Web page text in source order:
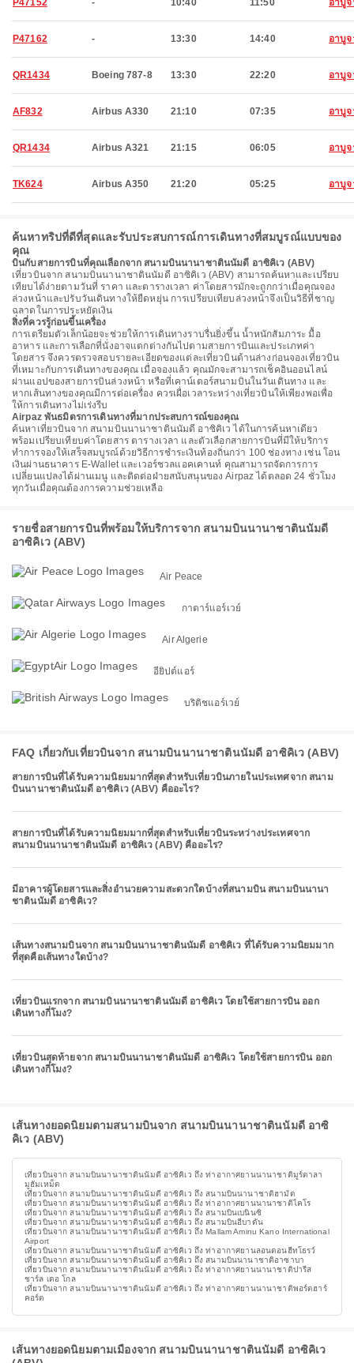
P47152 - 10:40 11:50 อาบูจ
P47162 - 13:30 14:40 อาบูจ
QR1434 Boeing 787-8 13:30 22:20 อาบูจ
AF832 Airbus A330 21:10 07:35 อาบูจ
QR1434 Airbus A321 21:15 06:05 อาบูจ
TK624 Airbus A350 21:20 05:25 อาบูจ
ค้นหาทริปที่ดีที่สุดและรับประสบการณ์การเดินทางที่สมบูรณ์แบบของ
คุณ
บินกับสายการบินที่คุณเลือกจาก สนามบินนานาชาตินนัมดี อาซิคิเว (ABV)
เที่ยวบินจาก สนามบินนานาชาตินนัมดี อาซิคิเว (ABV) สามารถค้นหาและเปรียบ
เทียบได้ง่ายตามวันที่ ราคา และตารางเวลา ค่าโดยสารมักจะถูกกว่าเมื่อคุณจอง
ล่วงหน้าและปรับวันเดินทางให้ยืดหยุ่น การเปรียบเทียบล่วงหน้าจึงเป็นวิธีที่ชาญ
ฉลาดในการประหยัดเงิน
สิ่งที่ควรรู้ก่อนขึ้นเครื่อง
การเตรียมตัวเล็กน้อยจะช่วยให้การเดินทางราบรื่นยิ่งขึ้น น้ำหนักสัมภาระ มื้อ
อาหาร และการเลือกที่นั่งอาจแตกต่างกันไปตามสายการบินและประเภทค่า
โดยสาร จึงควรตรวจสอบรายละเอียดของแต่ละเที่ยวบินด้านล่างก่อนจองเที่ยวบิน
ที่เหมาะกับการเดินทางของคุณ เมื่อจองแล้ว คุณมักจะสามารถเช็คอินออนไลน์
ผ่านแอปของสายการบินล่วงหน้า หรือที่เคาน์เตอร์สนามบินในวันเดินทาง และ
หากเส้นทางของคุณมีการต่อเครื่อง ควรเผื่อเวลาระหว่างเที่ยวบินให้เพียงพอเพื่อ
ให้การเดินทางไม่เร่งรีบ
Airpaz พันธมิตรการเดินทางที่มากประสบการณ์ของคุณ
ค้นหาเที่ยวบินจาก สนามบินนานาชาตินนัมดี อาซิคิเว ได้ในการค้นหาเดียว
พร้อมเปรียบเทียบค่าโดยสาร ตารางเวลา และตัวเลือกสายการบินที่มีให้บริการ
ทำการจองให้เสร็จสมบูรณ์ด้วยวิธีการชำระเงินท้องถิ่นกว่า 100 ช่องทาง เช่น โอน
เงินผ่านธนาคาร E-Wallet และเวอร์ชวลแอคเคานท์ คุณสามารถจัดการการ
เปลี่ยนแปลงได้ผ่านเมนู และติดต่อฝ่ายสนับสนุนของ Airpaz ได้ตลอด 24 ชั่วโมง
ทุกวันเมื่อคุณต้องการความช่วยเหลือ
รายชื่อสายการบินที่พร้อมให้บริการจาก สนามบินนานาชาตินนัมดี
อาซิคิเว (ABV)
Air Peace
กาตาร์แอร์เวย์
Air Algerie
อียิปต์แอร์
บริติชแอร์เวย์
FAQ เกี่ยวกับเที่ยวบินจาก สนามบินนานาชาตินนัมดี อาซิคิเว (ABV)
สายการบินที่ได้รับความนิยมมากที่สุดสำหรับเที่ยวบินภายในประเทศจาก สนาม
บินนานาชาตินนัมดี อาซิคิเว (ABV) คืออะไร?
สายการบินที่ได้รับความนิยมมากที่สุดสำหรับเที่ยวบินระหว่างประเทศจาก
สนามบินนานาชาตินนัมดี อาซิคิเว (ABV) คืออะไร?
มีอาคารผู้โดยสารและสิ่งอำนวยความสะดวกใดบ้างที่สนามบิน สนามบินนานา
ชาตินนัมดี อาซิคิเว?
เส้นทางสนามบินจาก สนามบินนานาชาตินนัมดี อาซิคิเว ที่ได้รับความนิยมมาก
ที่สุดคือเส้นทางใดบ้าง?
เที่ยวบินแรกจาก สนามบินนานาชาตินนัมดี อาซิคิเว โดยใช้สายการบิน ออก
เดินทางกี่โมง?
เที่ยวบินสุดท้ายจาก สนามบินนานาชาตินนัมดี อาซิคิเว โดยใช้สายการบิน ออก
เดินทางกี่โมง?
เส้นทางยอดนิยมตามสนามบินจาก สนามบินนานาชาตินนัมดี อาซิ
คิเว (ABV)
เที่ยวบินจาก สนามบินนานาชาตินนัมดี อาซิคิเว ถึง ท่าอากาศยานนานาชาติมูร์ตาลา
มูฮัมเหม็ด
เที่ยวบินจาก สนามบินนานาชาตินนัมดี อาซิคิเว ถึง สนามบินนานาชาติฮามัด
เที่ยวบินจาก สนามบินนานาชาตินนัมดี อาซิคิเว ถึง ท่าอากาศยานนานาชาติไคโร
เที่ยวบินจาก สนามบินนานาชาตินนัมดี อาซิคิเว ถึง สนามบินเบนินซิ
เที่ยวบินจาก สนามบินนานาชาตินนัมดี อาซิคิเว ถึง สนามบินอีบาดัน
เที่ยวบินจาก สนามบินนานาชาตินนัมดี อาซิคิเว ถึง Mallam Aminu Kano International
Airport
เที่ยวบินจาก สนามบินนานาชาตินนัมดี อาซิคิเว ถึง ท่าอากาศยานลอนดอนฮีทโธรว์
เที่ยวบินจาก สนามบินนานาชาตินนัมดี อาซิคิเว ถึง สนามบินนานาชาติอาซาบา
เที่ยวบินจาก สนามบินนานาชาตินนัมดี อาซิคิเว ถึง ท่าอากาศยานนานาชาติปารีส
ชาร์ล เดอ โกล
เที่ยวบินจาก สนามบินนานาชาตินนัมดี อาซิคิเว ถึง ท่าอากาศยานนานาชาติพอร์ตฮาร์
คอร์ต
เส้นทางยอดนิยมตามเมืองจาก สนามบินนานาชาตินนัมดี อาซิคิเว